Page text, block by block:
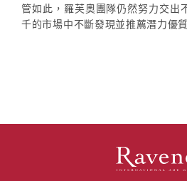
管如此，羅芙奧團隊仍然努力交出
千的市場中不斷發現並推薦潛力優